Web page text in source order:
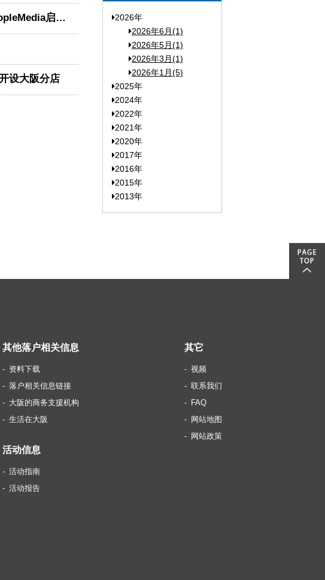
动大阪的业务
设大阪分店
2026年
2026年6月(1)
2026年5月(1)
2026年3月(1)
2026年1月(5)
2025年
2024年
2022年
2021年
2020年
2017年
2016年
2015年
2013年
其他落户相关信息
资料下载
落户相关信息链接
大阪的商务支援机构
生活在大阪
活动信息
活动指南
活动报告
其它
视频
联系我们
FAQ
网站地图
网站政策